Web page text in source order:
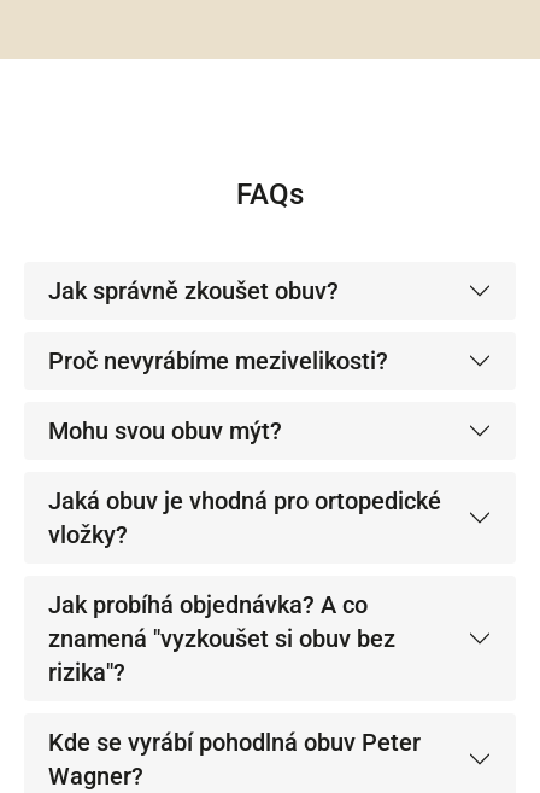
FAQs
Jak správně zkoušet obuv?
Proč nevyrábíme mezivelikosti?
Mohu svou obuv mýt?
Jaká obuv je vhodná pro ortopedické
vložky?
Jak probíhá objednávka? A co
znamená "vyzkoušet si obuv bez
rizika"?
Kde se vyrábí pohodlná obuv Peter
Wagner?